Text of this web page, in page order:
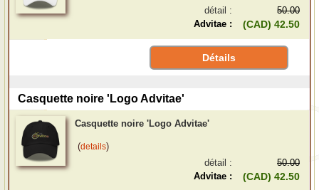
détail :
50.00
Advitae :
(CAD) 42.50
Détails
Casquette noire 'Logo Advitae'
Casquette noire 'Logo Advitae'
(details)
détail :
50.00
Advitae :
(CAD) 42.50